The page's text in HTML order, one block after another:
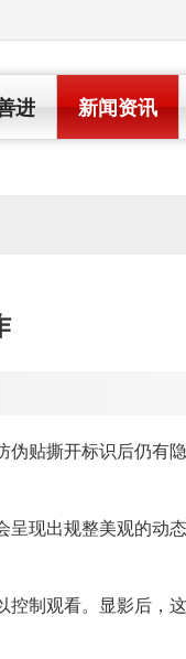
新闻资讯
进
伪贴撕开标识后仍有
现出规整美观的动
制观看。显影后，